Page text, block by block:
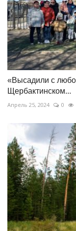
«Высадили с
Щербактинском...
Апрель 25, 2024 0